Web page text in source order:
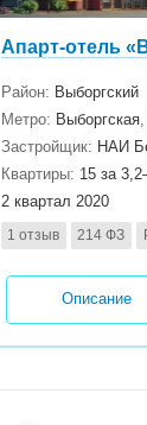
Апарт-отель
Район: Выборгский
Метро: Выборгская,
Застройщик: НАИ
Квартиры: 15 за
2 квартал 2020
1 отзыв
214 ФЗ
Описание